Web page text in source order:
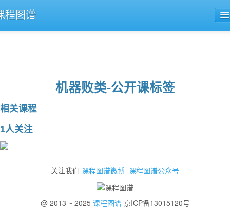
程图谱
机器败类-公开课标签
相关课程
1人关注
关注我们 课程图谱微博 课程图谱公众号
@ 2013 ~ 2025 课程图谱京ICP备13015120号